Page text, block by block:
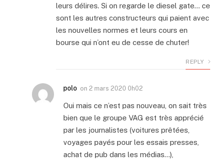
leurs délires. Si on regarde le diesel gate… ce
sont les autres constructeurs qui paient avec
les nouvelles normes et leurs cours en
bourse qui n’ont eu de cesse de chuter!
REPLY
polo on 2 mars 2020 0h02
Oui mais ce n’est pas nouveau, on sait très
bien que le groupe VAG est très apprécié
par les journalistes (voitures prêtées,
voyages payés pour les essais presses,
achat de pub dans les médias…),